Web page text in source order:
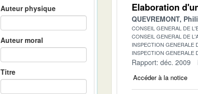
Auteur physique
Auteur moral
Titre
Elaboration
QUEVREMONT,
CONSEIL GENERAL DE
CONSEIL GENERAL DE
INSPECTION GENERALE
INSPECTION GENERALE
Rapport: déc. 2009
Accéder à la notice